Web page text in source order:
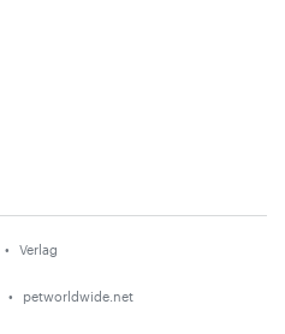
Verlag
petworldwide.net